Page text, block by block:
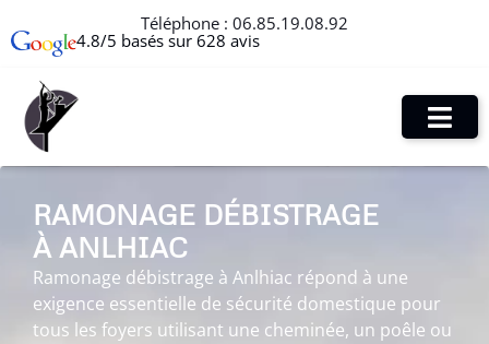
Téléphone : 06.85.19.08.92
4.8/5 basés sur 628 avis
RAMONAGE DÉBISTRAGE
À ANLHIAC
Ramonage débistrage à Anlhiac répond à une
exigence essentielle de sécurité domestique pour
tous les foyers utilisant une cheminée, un poêle ou